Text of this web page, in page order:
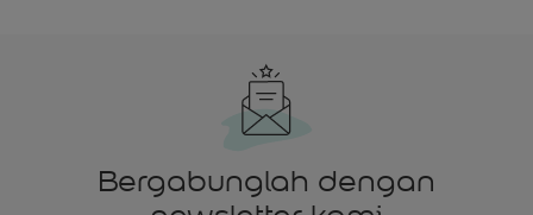
Bergabunglah dengan